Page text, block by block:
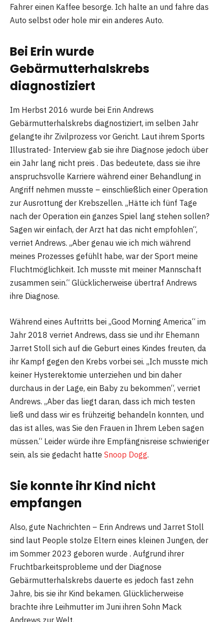
Fahrer einen Kaffee besorge. Ich halte an und fahre das
Auto selbst oder hole mir ein anderes Auto.
Bei Erin wurde
Gebärmutterhalskrebs
diagnostiziert
Im Herbst 2016 wurde bei Erin Andrews
Gebärmutterhalskrebs diagnostiziert, im selben Jahr
gelangte ihr Zivilprozess vor Gericht. Laut ihrem Sports
Illustrated- Interview gab sie ihre Diagnose jedoch über
ein Jahr lang nicht preis . Das bedeutete, dass sie ihre
anspruchsvolle Karriere während einer Behandlung in
Angriff nehmen musste – einschließlich einer Operation
zur Ausrottung der Krebszellen. „Hätte ich fünf Tage
nach der Operation ein ganzes Spiel lang stehen sollen?
Sagen wir einfach, der Arzt hat das nicht empfohlen“,
verriet Andrews. „Aber genau wie ich mich während
meines Prozesses gefühlt habe, war der Sport meine
Fluchtmöglichkeit. Ich musste mit meiner Mannschaft
zusammen sein.“ Glücklicherweise übertraf Andrews
ihre Diagnose.
Während eines Auftritts bei „Good Morning America“ im
Jahr 2018 verriet Andrews, dass sie und ihr Ehemann
Jarret Stoll sich auf die Geburt eines Kindes freuten, da
ihr Kampf gegen den Krebs vorbei sei. „Ich musste mich
keiner Hysterektomie unterziehen und bin daher
durchaus in der Lage, ein Baby zu bekommen“, verriet
Andrews. „Aber das liegt daran, dass ich mich testen
ließ und dass wir es frühzeitig behandeln konnten, und
das ist alles, was Sie den Frauen in Ihrem Leben sagen
müssen.“ Leider würde ihre Empfängnisreise schwieriger
sein, als sie gedacht hatte Snoop Dogg.
Sie konnte ihr Kind nicht
empfangen
Also, gute Nachrichten – Erin Andrews und Jarret Stoll
sind laut People stolze Eltern eines kleinen Jungen, der
im Sommer 2023 geboren wurde . Aufgrund ihrer
Fruchtbarkeitsprobleme und der Diagnose
Gebärmutterhalskrebs dauerte es jedoch fast zehn
Jahre, bis sie ihr Kind bekamen. Glücklicherweise
brachte ihre Leihmutter im Juni ihren Sohn Mack